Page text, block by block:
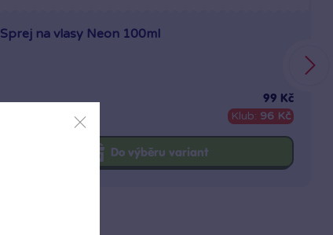
Sprej na vlasy Neon 100ml
99 Kč
Klub: 96 Kč
Do výběru variant